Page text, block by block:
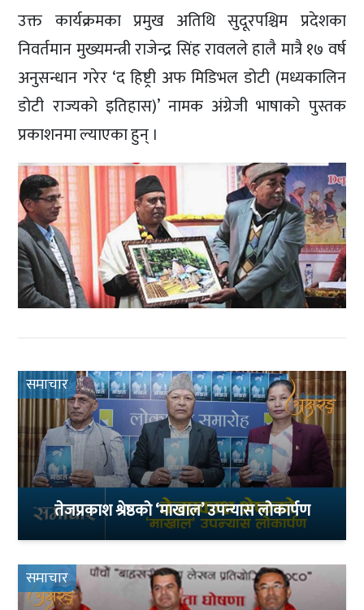
उक्त कार्यक्रमका प्रमुख अतिथि सुदूरपश्चिम प्रदेशका
निवर्तमान मुख्यमन्त्री राजेन्द्र सिंह रावलले हालै मात्रै १७ वर्ष
अनुसन्धान गरेर ‘द हिष्ट्री अफ मिडिभल डोटी (मध्यकालिन
डोटी राज्यको इतिहास)’ नामक अंग्रेजी भाषाको पुस्तक
प्रकाशनमा ल्याएका हुन् ।
समाचार
तेजप्रकाश श्रेष्ठको ‘माखाल’ उपन्यास लोकार्पण
समाचार